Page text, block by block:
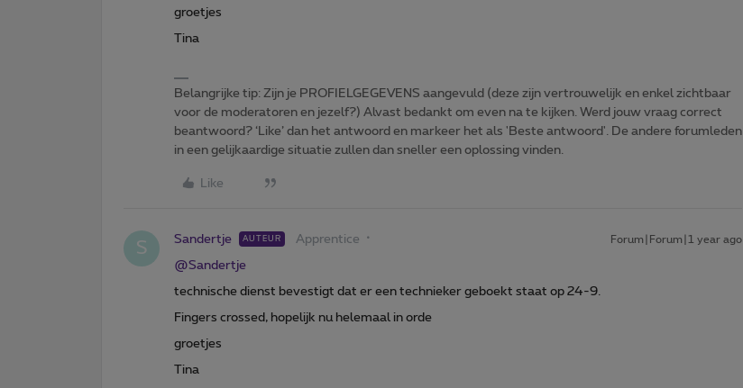
groetjes
Tina
Belangrijke tip: Zijn je PROFIELGEGEVENS aangevuld (deze zijn vertrouwelijk en enkel zichtbaar
voor de moderatoren en jezelf?) Alvast bedankt om even na te kijken. Werd jouw vraag correct
beantwoord? ‘Like’ dan het antwoord en markeer het als 'Beste antwoord'. De andere forumleden
in een gelijkaardige situatie zullen dan sneller een oplossing vinden.
Like
S Sandertje AUTEUR Apprentice Forum|Forum|1 year ago
@Sandertje
technische dienst bevestigt dat er een technieker geboekt staat op 24-9.
Fingers crossed, hopelijk nu helemaal in orde
groetjes
Tina